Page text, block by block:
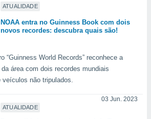
ATUALIDADE
NOAA entra no Guinness Book com dois
novos recordes: descubra quais são!
“Guinness World Records” reconhece a
área com dois recordes mundiais
veículos não tripulados.
ATUALIDADE
03 Jun. 2023